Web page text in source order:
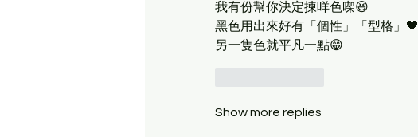
我有份幫你決定揀咩色㗎😆
黑色用出來好有「個性」「型格」🖤
另一隻色就平凡一點😁
Show more replies